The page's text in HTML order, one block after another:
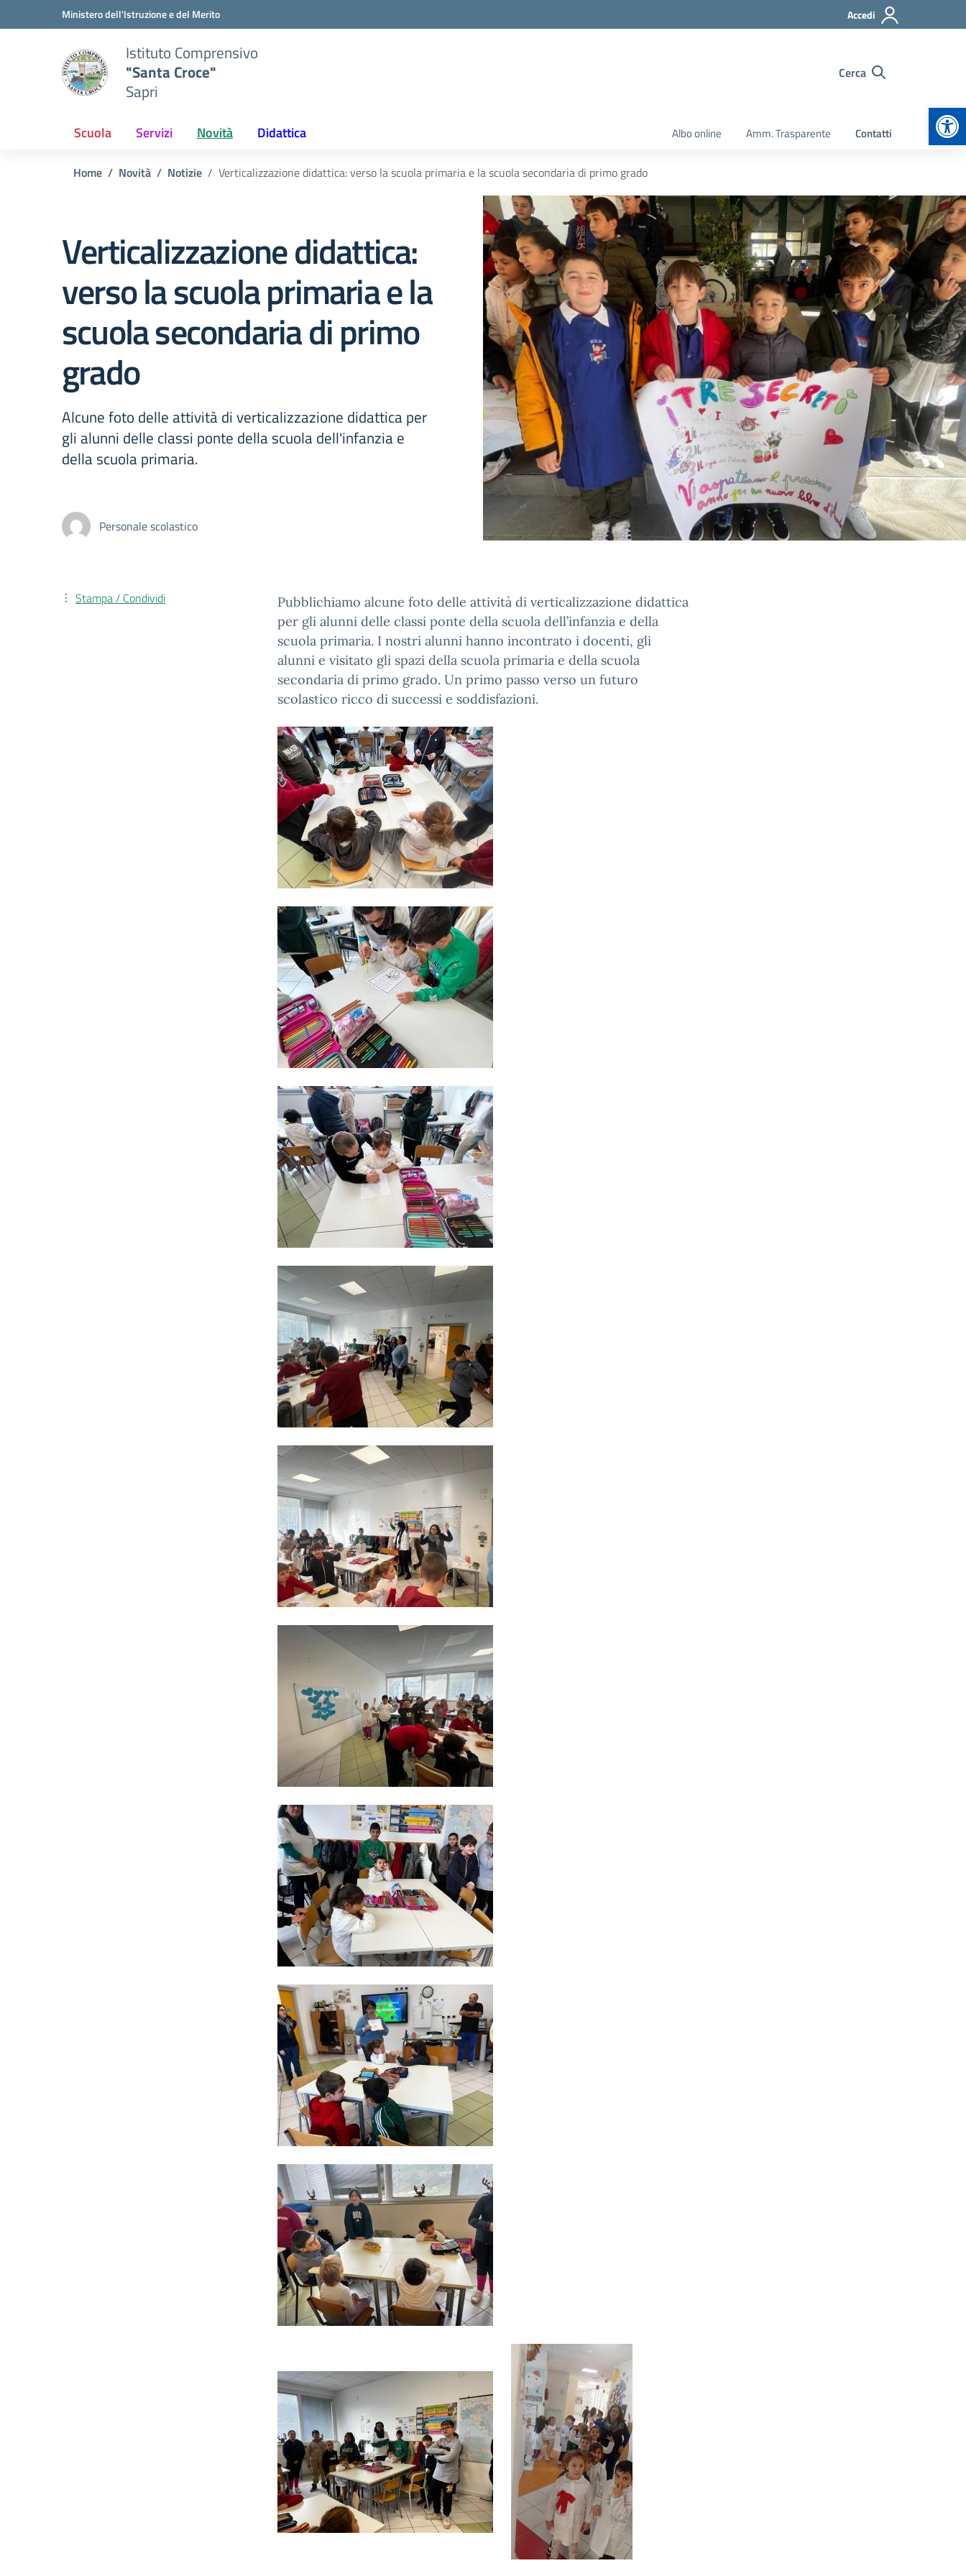
Vai ai contenuti
Vai al menu di navigazioneMinistero dell'Istruzione e del Merito Accedi
Istituto Comprensivo
"Santa Croce"
Sapri
Cerca
Scuola Servizi Novità Didattica Albo online Amm. Trasparente Contatti
Home Novità Notizie Verticalizzazione didattica: verso la scuola primaria e la scuola secondaria di primo grado
Verticalizzazione didattica:
verso la scuola primaria e la
scuola secondaria di primo
grado
Alcune foto delle attività di verticalizzazione didattica per
gli alunni delle classi ponte della scuola dell'infanzia e
della scuola primaria.
Personale scolastico
Pubblichiamo alcune foto delle attività di verticalizzazione didattica
per gli alunni delle classi ponte della scuola dell’infanzia e della
scuola primaria. I nostri alunni hanno incontrato i docenti, gli
alunni e visitato gli spazi della scuola primaria e della scuola
secondaria di primo grado. Un primo passo verso un futuro
scolastico ricco di successi e soddisfazioni.
Stampa / Condividi